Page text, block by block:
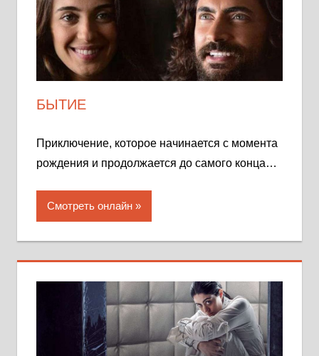
БЫТИЕ
Приключение, которое начинается с момента
рождения и продолжается до самого конца…
Смотреть онлайн